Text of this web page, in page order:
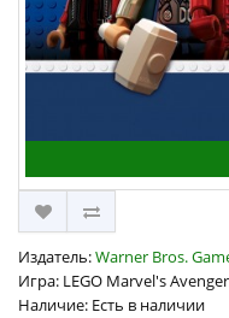
Издатель:Warner Bros.
Игра: LEGO Marvel's
Наличие: Есть в наличии